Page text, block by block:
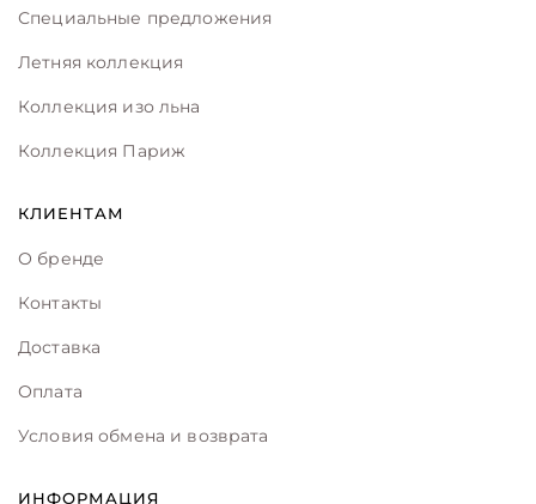
Специальные предложения
Летняя коллекция
Коллекция изо льна
Коллекция Париж
КЛИЕНТАМ
О бренде
Контакты
Доставка
Оплата
Условия обмена и возврата
ИНФОРМАЦИЯ